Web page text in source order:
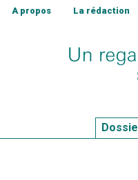
A propos La rédaction